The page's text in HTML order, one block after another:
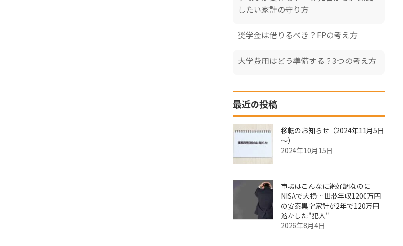
したい家計の守り方
奨学金は借りるべき？FPの考え方
大学費用はどう準備する？3つの考え方
最近の投稿
移転のお知らせ（2024年11月5日
～）
2024年10月15日
市場はこんなに絶好調なのに
NISAで大損…世帯年収1200万円
の安泰黒字家計が2年で120万円
溶かした"犯人"
2026年8月4日